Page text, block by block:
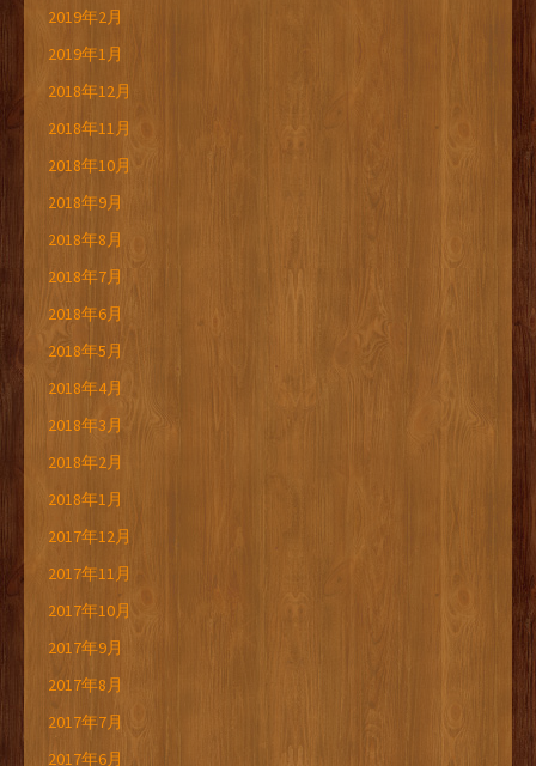
2019年2月
2019年1月
2018年12月
2018年11月
2018年10月
2018年9月
2018年8月
2018年7月
2018年6月
2018年5月
2018年4月
2018年3月
2018年2月
2018年1月
2017年12月
2017年11月
2017年10月
2017年9月
2017年8月
2017年7月
2017年6月